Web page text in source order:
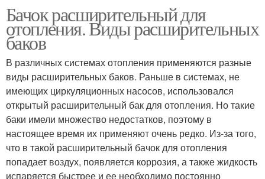
Бачок расширительный для
отопления. Виды расширительных
баков
В различных системах отопления применяются разные
виды расширительных баков. Раньше в системах, не
имеющих циркуляционных насосов, использовался
открытый расширительный бак для отопления. Но такие
баки имели множество недостатков, поэтому в
настоящее время их применяют очень редко. Из-за того,
что в такой расширительный бачок для отопления
попадает воздух, появляется коррозия, а также жидкость
испаряется быстрее и ее необходимо постоянно